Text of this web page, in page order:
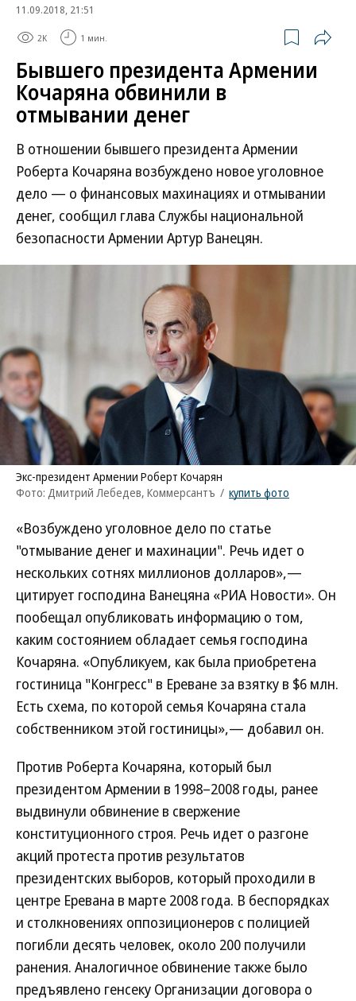
11.09.2018, 21:51
2K 1 мин.
Бывшего президента Армении
Кочаряна обвинили в
отмывании денег
В отношении бывшего президента Армении
Роберта Кочаряна возбуждено новое уголовное
дело — о финансовых махинациях и отмывании
денег, сообщил глава Службы национальной
безопасности Армении Артур Ванецян.
Экс-президент Армении Роберт Кочарян
Фото: Дмитрий Лебедев, Коммерсантъ / купить фото
«Возбуждено уголовное дело по статье
"отмывание денег и махинации". Речь идет о
нескольких сотнях миллионов долларов»,—
цитирует господина Ванецяна «РИА Новости». Он
пообещал опубликовать информацию о том,
каким состоянием обладает семья господина
Кочаряна. «Опубликуем, как была приобретена
гостиница "Конгресс" в Ереване за взятку в $6 млн.
Есть схема, по которой семья Кочаряна стала
собственником этой гостиницы»,— добавил он.
Против Роберта Кочаряна, который был
президентом Армении в 1998–2008 годы, ранее
выдвинули обвинение в свержение
конституционного строя. Речь идет о разгоне
акций протеста против результатов
президентских выборов, который проходили в
центре Еревана в марте 2008 года. В беспорядках
и столкновениях оппозиционеров с полицией
погибли десять человек, около 200 получили
ранения. Аналогичное обвинение также было
предъявлено генсеку Организации договора о